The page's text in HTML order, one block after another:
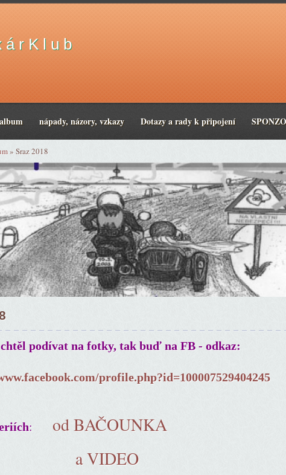
á r K l u b
nápady, názory, vzkazy Dotazy a rady k připojení
» Sraz 2018
podívat na fotky, tak buď na FB - odkaz:
profile.php?id=100007529404245
: od BAČOUNKA
a VIDEO